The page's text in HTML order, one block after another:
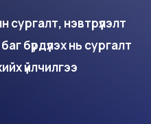
сургалт, нэвтрүүлэлт
бүрдүүлэх нь сургалт
үйлчилгээ